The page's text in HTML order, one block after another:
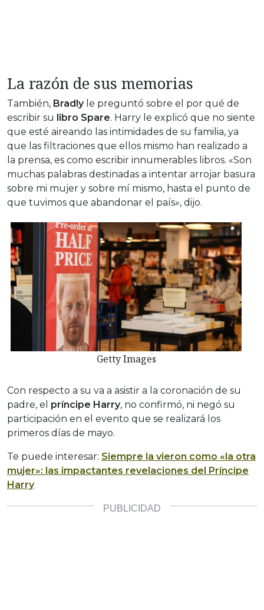
La razón de sus memorias
También, Bradlyle preguntó sobre el por qué de
escribir su libro Spare. Harry le explicó que no siente
que esté aireando las intimidades de su familia, ya
que las filtraciones que ellos mismo han realizado a
la prensa, es como escribir innumerables libros. «Son
muchas palabras destinadas a intentar arrojar basura
sobre mi mujer y sobre mí mismo, hasta el punto de
que tuvimos que abandonar el país», dijo.
Getty Images
Con respecto a su va a asistir a la coronación de su
padre, el príncipe Harry, no confirmó, ni negó su
participación en el evento que se realizará los
primeros días de mayo.
Te puede interesar: Siempre la vieron como «la otra
mujer»: las impactantes revelaciones del Príncipe
Harry